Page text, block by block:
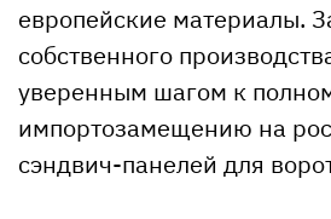
европейские материалы.
собственного
уверенным шагом к
импортозамещению на
сэндвич-панелей для